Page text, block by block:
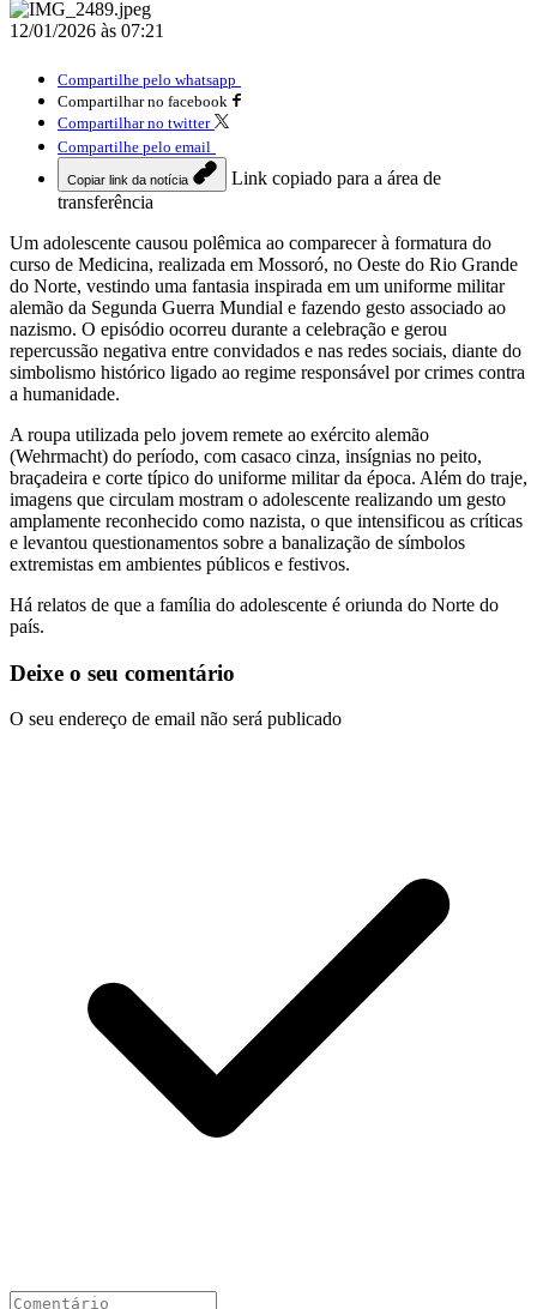
12/01/2026 às 07:21
Compartilhe pelo whatsapp
Compartilhar no facebook
Compartilhar no twitter
Compartilhe pelo email
Copiar link da notícia
Link copiado para a área de
transferência
Um adolescente causou polêmica ao comparecer à formatura do
curso de Medicina, realizada em Mossoró, no Oeste do Rio Grande
do Norte, vestindo uma fantasia inspirada em um uniforme militar
alemão da Segunda Guerra Mundial e fazendo gesto associado ao
nazismo. O episódio ocorreu durante a celebração e gerou
repercussão negativa entre convidados e nas redes sociais, diante do
simbolismo histórico ligado ao regime responsável por crimes contra
a humanidade.
A roupa utilizada pelo jovem remete ao exército alemão
(Wehrmacht) do período, com casaco cinza, insígnias no peito,
braçadeira e corte típico do uniforme militar da época. Além do traje,
imagens que circulam mostram o adolescente realizando um gesto
amplamente reconhecido como nazista, o que intensificou as críticas
e levantou questionamentos sobre a banalização de símbolos
extremistas em ambientes públicos e festivos.
Há relatos de que a família do adolescente é oriunda do Norte do
país.
Deixe o seu comentário
O seu endereço de email não será publicado